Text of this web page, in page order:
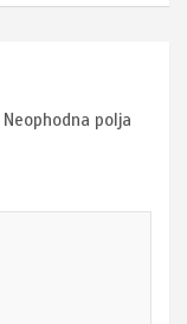
Neophodna polja